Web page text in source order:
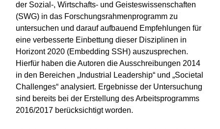
der Sozial-, Wirtschafts- und Geisteswissenschaften
(SWG) in das Forschungsrahmenprogramm zu
untersuchen und darauf aufbauend Empfehlungen für
eine verbesserte Einbettung dieser Disziplinen in
Horizont 2020 (Embedding SSH) auszusprechen.
Hierfür haben die Autoren die Ausschreibungen 2014
in den Bereichen „Industrial Leadership“ und „Societal
Challenges“ analysiert. Ergebnisse der Untersuchung
sind bereits bei der Erstellung des Arbeitsprogramms
2016/2017 berücksichtigt worden.